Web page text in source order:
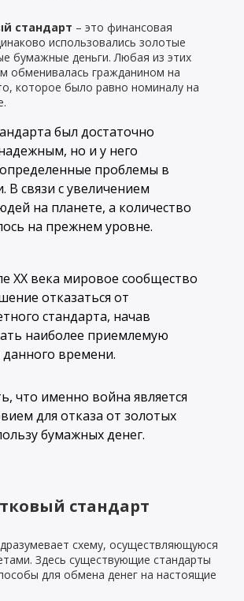
стандарт – это финансовая
использовались золотые
бумажные деньги. Любая из этих
обменивалась гражданином на
которое было равно номиналу на
был достаточно
но и у него
проблемы в
В связи с увеличением
на планете, а количество
на прежнем уровне.
ХХ века мировое сообщество
отказаться от
стандарта, начав
наиболее приемлемую
данного времени.
что именно война является
для отказа от золотых
бумажных денег.
стандарт
схему, осуществляющуюся
Здесь существующие стандарты
для обмена денег на настоящие